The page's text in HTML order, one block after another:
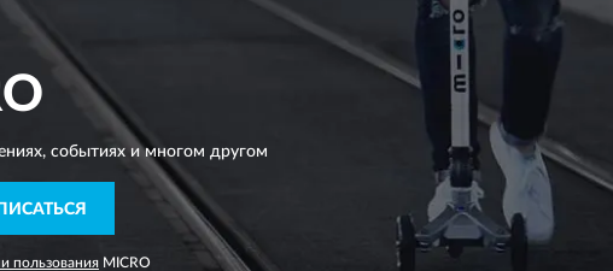
событиях и многом другом
пользования MICRO